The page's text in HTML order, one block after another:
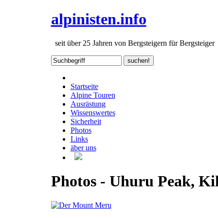
alpinisten.info
seit über 25 Jahren von Bergsteigern für Bergsteiger
Startseite
Alpine Touren
Ausrästung
Wissenswertes
Sicherheit
Photos
Links
äber uns
Photos - Uhuru Peak,